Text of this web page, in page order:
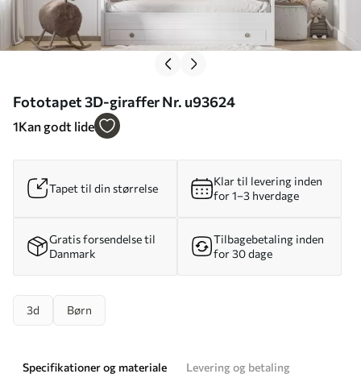
Fototapet 3D-giraffer Nr. u93624
1Kan godt lide
Tapet til din størrelse
Klar til levering inden
for 1–3 hverdage
Gratis forsendelse til
Danmark
Tilbagebetaling inden
for 30 dage
3d Børn
Specifikationer og materiale
Levering og betaling